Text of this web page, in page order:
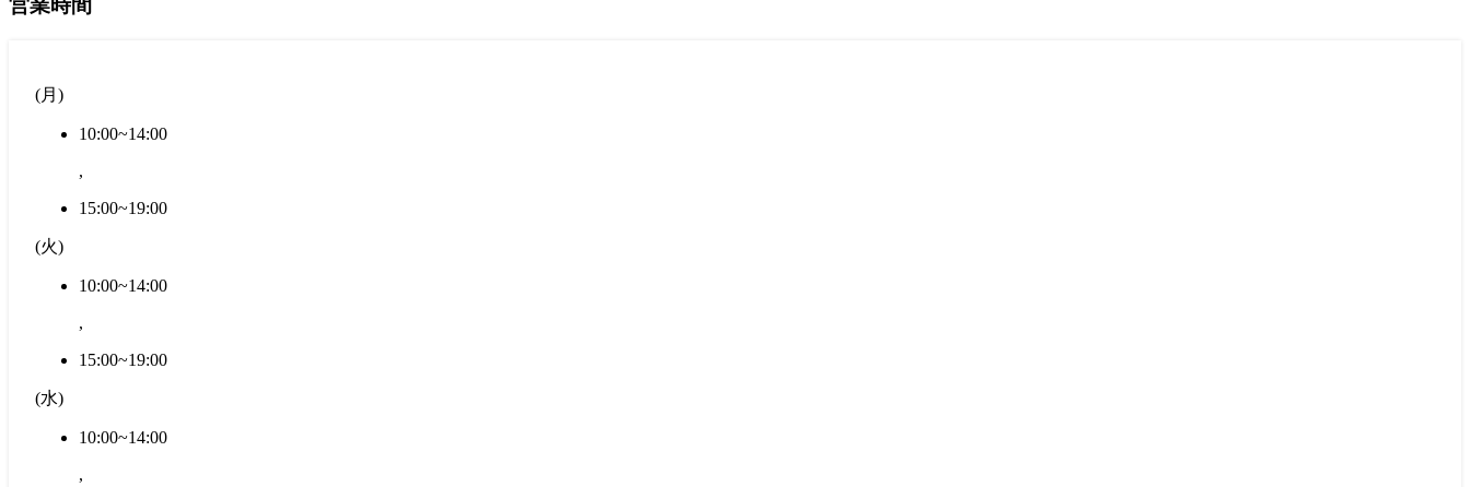
営業時間
(月 )
10:00~14:00
,
15:00~19:00
(火)
10:00~14:00
,
15:00~19:00
(水)
10:00~14:00
,